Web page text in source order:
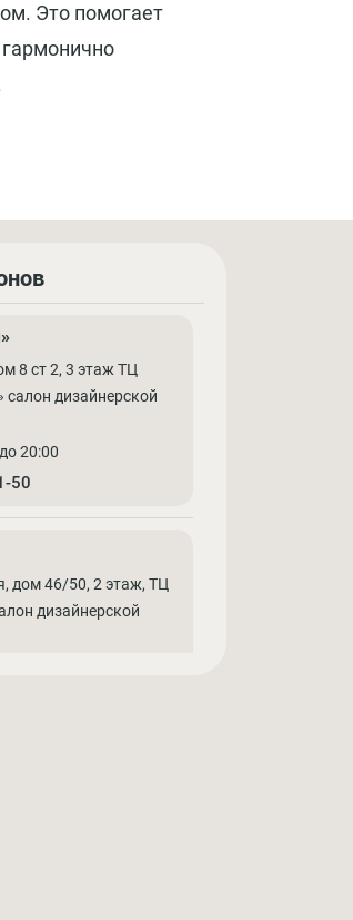
Это помогает
8 ст 2, 3 этаж ТЦ
дизайнерской
20:00
50
дом 46/50, 2 этаж, ТЦ
дизайнерской